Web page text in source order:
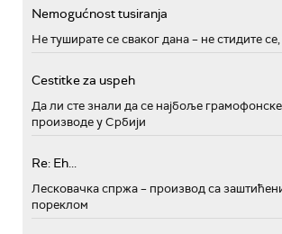
Nemogućnost tusiranja
Не туширате се сваког дана – не стидите се,
Cestitke za uspeh
Да ли сте знали да се најбоље
производе у Србији
Re: Eh...
Лесковачка спржа – производ са
пореклом